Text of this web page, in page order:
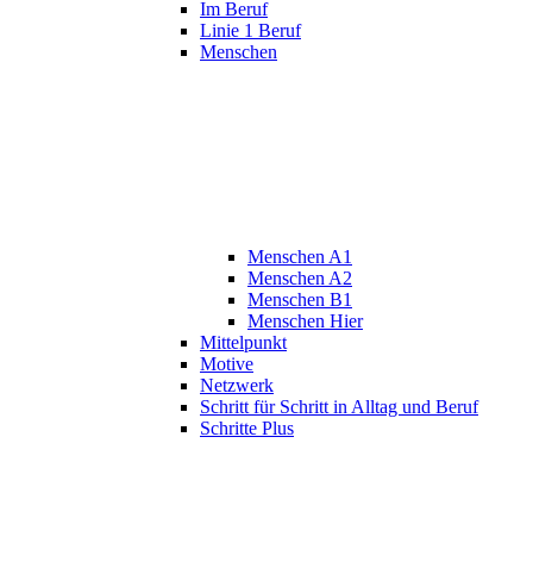
Im Beruf
Linie 1 Beruf
Menschen
Menschen A1
Menschen A2
Menschen B1
Menschen Hier
Mittelpunkt
Motive
Netzwerk
Schritt für Schritt in Alltag und Beruf
Schritte Plus